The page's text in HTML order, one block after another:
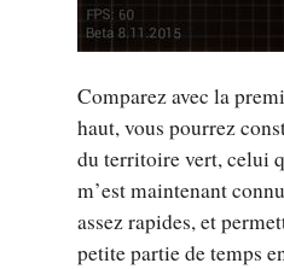
Comparez avec la
haut, vous pourrez
du territoire vert, celui
m’est maintenant
assez rapides, et
petite partie de temps